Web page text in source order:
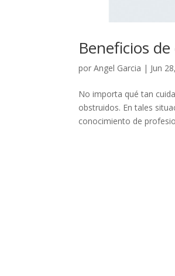
Beneficios
porAngel Garcia | Jun
No importa qué tan
obstruidos. En tales
conocimiento de